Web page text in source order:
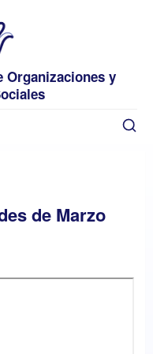
Organizaciones y
de Marzo